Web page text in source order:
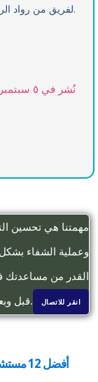
لفريق من رواد الرعاية الصحية.
نُشر في ٥ سبتمبر ٢٠٢٥
مهمتنا هي تحسين
وعملية الشفاء
القدر من مساعدتك
قبل وبعد الجراحة اللازمة لعلاجك. انقر للاتصال
أفضل 12 مستشفى لجراحة الجهاز الهضمي (جی آئی) في دلهي